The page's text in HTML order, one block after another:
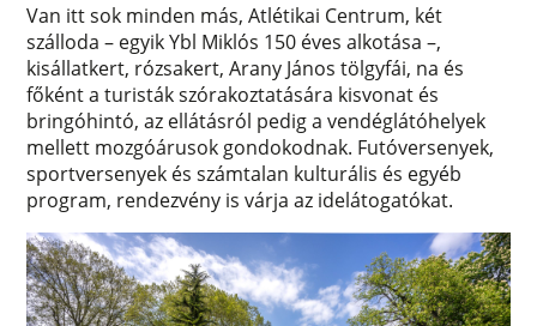
Van itt sok minden más, Atlétikai Centrum, két
szálloda – egyik Ybl Miklós 150 éves alkotása –,
kisállatkert, rózsakert, Arany János tölgyfái, na és
főként a turisták szórakoztatására kisvonat és
bringóhintó, az ellátásról pedig a vendéglátóhelyek
mellett mozgóárusok gondokodnak. Futóversenyek,
sportversenyek és számtalan kulturális és egyéb
program, rendezvény is várja az idelátogatókat.